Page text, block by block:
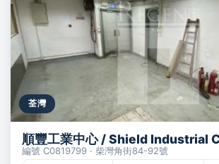
荃灣
順豐工業中心 / Shield Industrial
編號 C0819799 · 柴灣角街84-92號